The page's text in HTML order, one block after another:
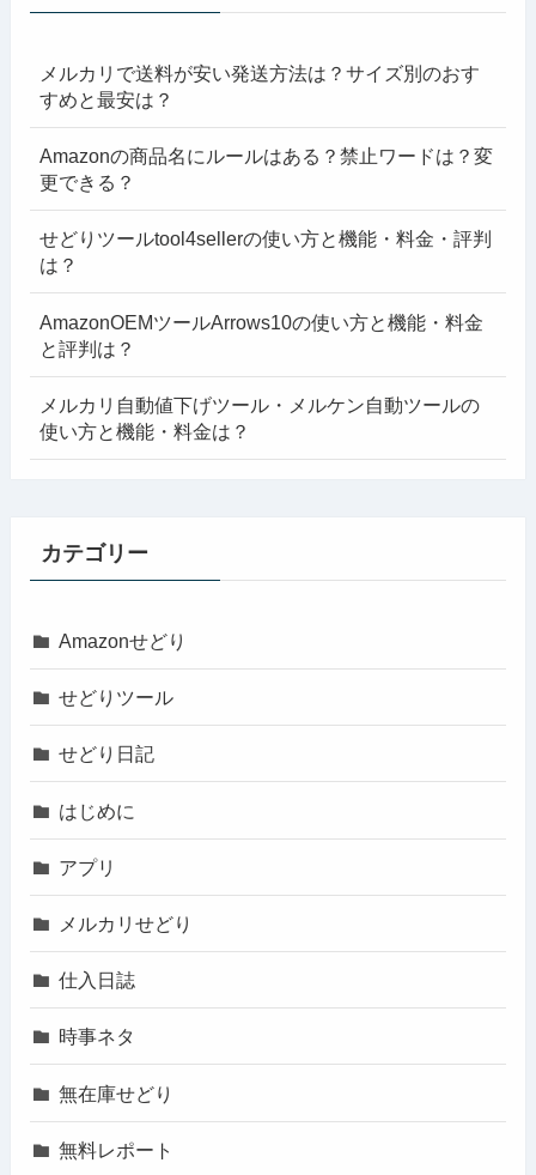
メルカリで送料が安い発送方法は？サイズ別のおす
すめと最安は？
Amazonの商品名にルールはある？禁止ワードは？変
更できる？
せどりツールtool4sellerの使い方と機能・料金・評判
は？
AmazonOEMツールArrows10の使い方と機能・料金
と評判は？
メルカリ自動値下げツール・メルケン自動ツールの
使い方と機能・料金は？
カテゴリー
Amazonせどり
せどりツール
せどり日記
はじめに
アプリ
メルカリせどり
仕入日誌
時事ネタ
無在庫せどり
無料レポート